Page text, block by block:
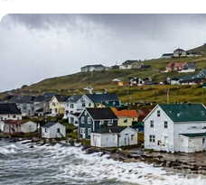
İklim krizi ve
nedeniyle yok
nüfuslu
metre
sürecini